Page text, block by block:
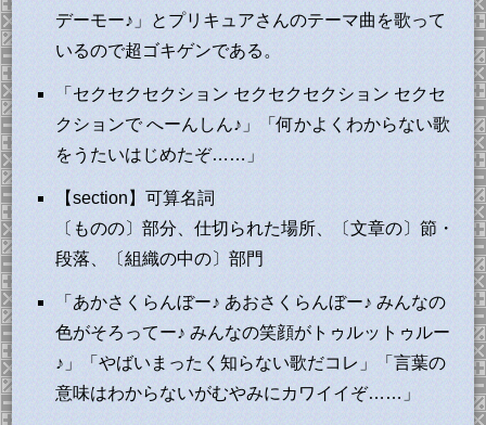
デーモー♪」とプリキュアさんのテーマ曲を歌って
いるので超ゴキゲンである。
「セクセクセクション セクセクセクション セクセ
クションで へーんしん♪」「何かよくわからない歌
をうたいはじめたぞ……」
【section】可算名詞
〔ものの〕部分、仕切られた場所、〔文章の〕節・
段落、〔組織の中の〕部門
「あかさくらんぼー♪ あおさくらんぼー♪ みんなの
色がそろってー♪ みんなの笑顔がトゥルットゥルー
♪」「やばいまったく知らない歌だコレ」「言葉の
意味はわからないがむやみにカワイイぞ……」